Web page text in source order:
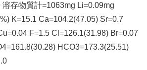
溶存物質計=1063mg Li=0.09mg
K=15.1 Ca=104.2(47.05) Sr=0.7
F=1.5 Cl=126.1(31.98) Br=0.07
HCO3=173.3(25.51)